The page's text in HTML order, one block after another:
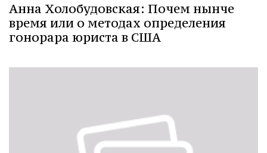
Анна Холобудовская: Почем нынче
время или о методах определения
гонорара юриста в США